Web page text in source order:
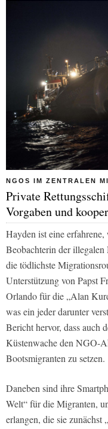
NGOS IM ZENTRALEN
Private
Vorgaben und
Hayden ist eine
Beobachterin der
die tödlichste
Unterstützung von Papst
Orlando für die „Alan
was ein jeder darunter
Bericht hervor, dass auch
Küstenwache den NGO-
Bootsmigranten zu setzen.
Daneben sind ihre
Welt“ für die Migranten,
erlangen, die sie